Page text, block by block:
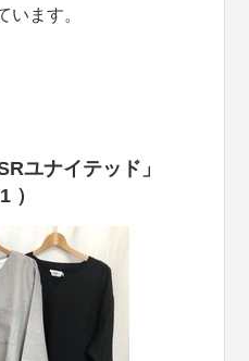
います。
ユナイテッド」
）